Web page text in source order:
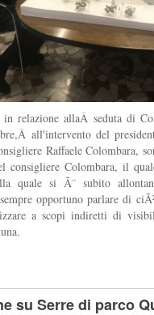
relazione allaÂ seduta di
all'intervento del
Raffaele Colombara,
consigliere Colombara, il
quale si Ã¨ subito
opportuno parlare di
a scopi indiretti di
su Serre di parco